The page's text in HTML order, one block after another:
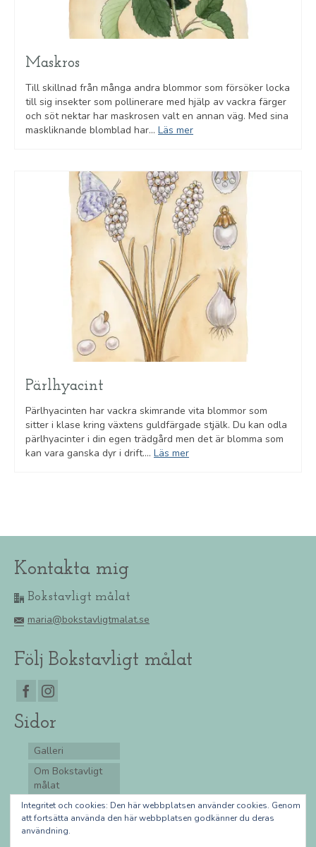
Maskros
Till skillnad från många andra blommor som försöker locka
till sig insekter som pollinerare med hjälp av vackra färger
och söt nektar har maskrosen valt en annan väg. Med sina
maskliknande blomblad har... Läs mer
Pärlhyacint
Pärlhyacinten har vackra skimrande vita blommor som
sitter i klase kring växtens guldfärgade stjälk. Du kan odla
pärlhyacinter i din egen trädgård men det är blomma som
kan vara ganska dyr i drift.... Läs mer
Kontakta mig
Bokstavligt målat
maria@bokstavligtmalat.se
Följ Bokstavligt målat
Sidor
Galleri
Om Bokstavligt
målat
Integritetspolicy
Köpvillkor
Integritet och cookies: Den här webbplatsen använder cookies. Genom
att fortsätta använda den här webbplatsen godkänner du deras
användning.